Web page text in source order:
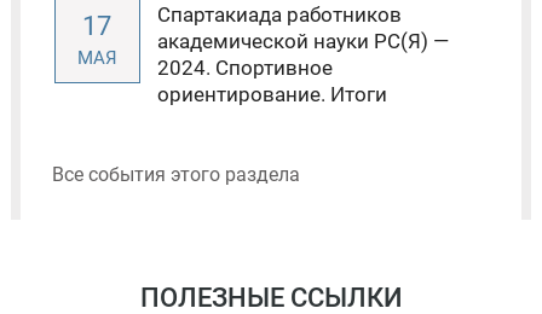
17
МАЯ
Спартакиада работников
академической науки РС(Я) —
2024. Спортивное
ориентирование. Итоги
Все события этого раздела
ПОЛЕЗНЫЕ ССЫЛКИ